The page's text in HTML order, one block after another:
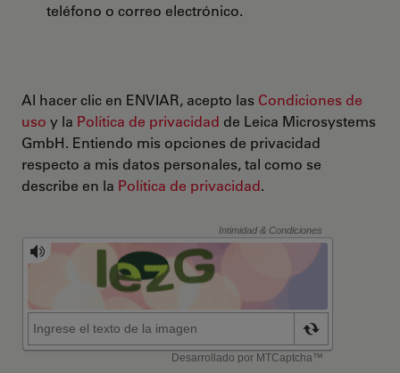
teléfono o correo electrónico.
Al hacer clic en ENVIAR, acepto las Condiciones de
uso y la Política de privacidad de Leica Microsystems
GmbH. Entiendo mis opciones de privacidad
respecto a mis datos personales, tal como se
describe en la Política de privacidad.